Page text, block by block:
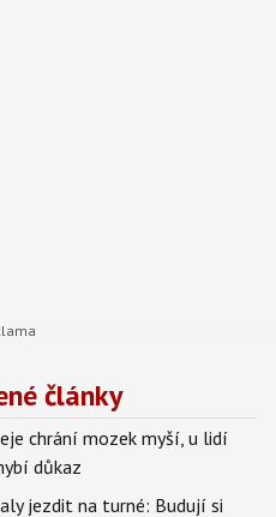
články
chrání mozek myší, u lidí
důkaz
jezdit na turné: Budují si